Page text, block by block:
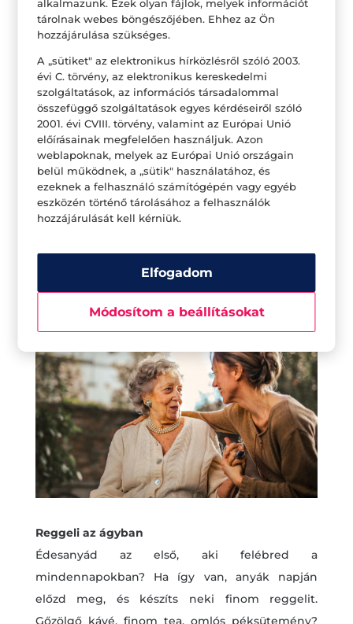
Jöhet egy kis spa-program
meg egy spa-napot! Kényeztető kozmetika,
varázslatos körmök és frizura. Minden nő álma,
hogy egy napig csak őt szépítsék, csinosítsák. Ha
édesanyád mégsem akar kimozdulni otthon is
berendezhettek egy szépségszalont.
Kifesthetitek egymás körmét, kipróbálhattok
szuper kozmetikumokat, a napot pedig akár egy
drogériában már ehhez is számtalan minőségi
terméket megvásárolhatsz, édesanyád örömére.
Reggeli az ágyban
Édesanyád az első, aki felébred a
mindennapokban? Ha így van, anyák napján
előzd meg, és készíts neki finom reggelit.
Gőzölgő kávé, finom tea, omlós péksütemény?
alkalmazunk. Ezek olyan fájlok, melyek információt
tárolnak webes böngészőjében. Ehhez az Ön
hozzájárulása szükséges.
A „sütiket" az elektronikus hírközlésről szóló 2003.
évi C. törvény, az elektronikus kereskedelmi
szolgáltatások, az információs társadalommal
összefüggő szolgáltatások egyes kérdéseiről szóló
2001. évi CVIII. törvény, valamint az Európai Unió
előírásainak megfelelően használjuk. Azon
weblapoknak, melyek az Európai Unió országain
belül működnek, a „sütik" használatához, és
ezeknek a felhasználó számítógépén vagy egyéb
eszközén történő tárolásához a felhasználók
hozzájárulását kell kérniük.
Elfogadom
Módosítom a beállításokat